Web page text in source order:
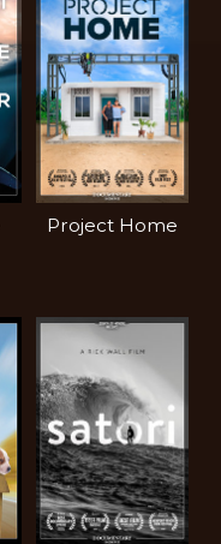
Project Home